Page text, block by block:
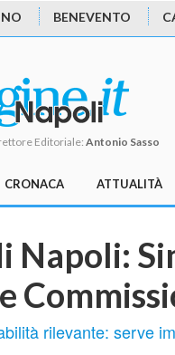
BENEVENTO
Editoriale: Antonio Sasso
CRONACA ATTUALITÀ
Napoli:
rilevante: serve